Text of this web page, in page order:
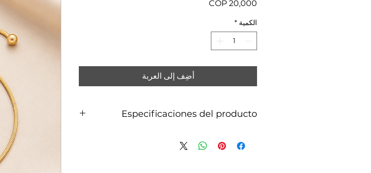
السعر
الكمية *
أضِف إلى العربة
Especificaciones del producto